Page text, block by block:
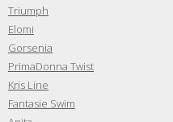
Triumph
Elomi
Gorsenia
PrimaDonna Twist
Kris Line
Fantasie Swim